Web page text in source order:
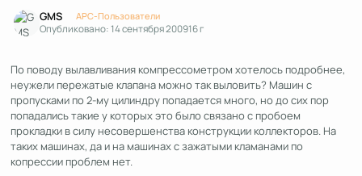
GMS APC-Пользователи
Опубликовано:14 сентября 200916 г
По поводу вылавливания компрессометром хотелось подробнее,
неужели пережатые клапана можно так выловить? Машин с
пропусками по 2-му цилиндру попадается много, но до сих пор
попадались такие у которых это было связано с пробоем
прокладки в силу несовершенства конструкции коллекторов. На
таких машинах, да и на машинах с зажатыми кламанами по
копрессии проблем нет.